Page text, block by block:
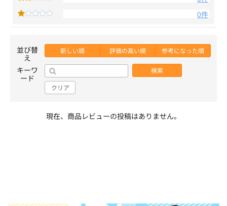
0件
並び替
え
新しい順 評価の高い順 参考になった順
キーワ
ード
検索
クリア
現在、商品レビューの投稿はありません。